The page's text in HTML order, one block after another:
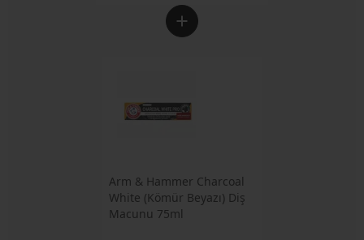
Arm & Hammer Charcoal
White (Kömür Beyazı) Diş
Macunu 75ml